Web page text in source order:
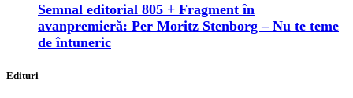
Semnal editorial 805 + Fragment în
avanpremieră: Per Moritz Stenborg – Nu te teme
de întuneric
Edituri